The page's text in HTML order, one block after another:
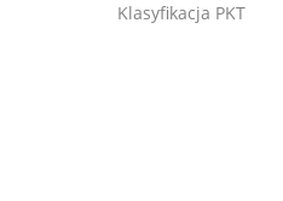
Klasyfikacja PKT